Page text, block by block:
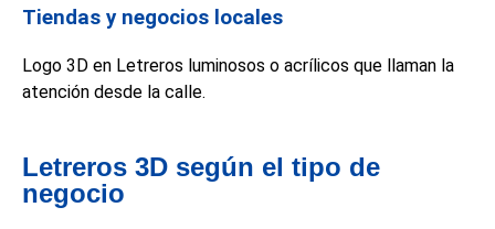
Tiendas y negocios locales
Logo 3D en Letreros luminosos o acrílicos que llaman la
atención desde la calle.
Letreros 3D según el tipo de
negocio